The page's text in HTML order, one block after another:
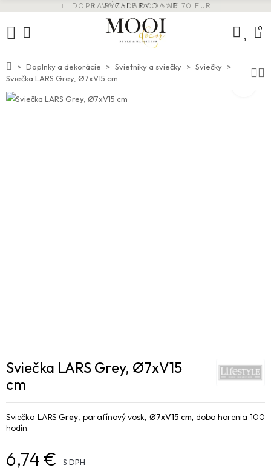
DOPRAVA ZADARMO NAD 70 EUR
RÝCHLE DODANIE
VŠETOK TOVAR SKLADOM
0
Doplnky a dekorácie Svietniky a sviečky
Sviečky
Sviečka LARS Grey, Ø7xV15 cm
Sviečka LARS Grey, Ø7xV15
cm
Sviečka LARSGrey, parafínový vosk, Ø7xV15 cm, doba horenia 100
hodín.
6,74 € S DPH